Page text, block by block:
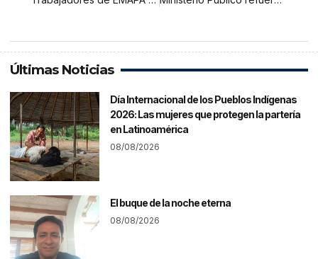
Últimas Noticias
Día Internacional de los Pueblos Indígenas
2026: Las mujeres que protegen la partería
en Latinoamérica
08/08/2026
El buque de la noche eterna
08/08/2026